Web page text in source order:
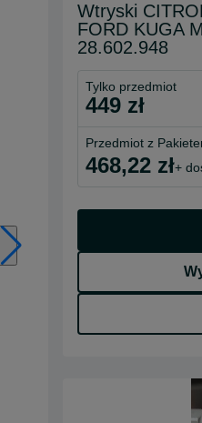
Wtryski
FORD KUGA
28.602.948
Tylko przedmiot
449 zł
Przedmiot z
468,22 zł+